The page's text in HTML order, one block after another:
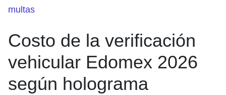
multas
Costo de la verificación
vehicular Edomex 2026
según holograma